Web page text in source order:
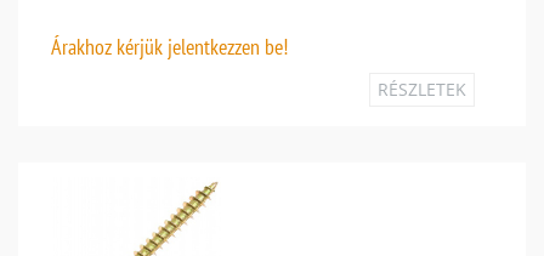
Árakhoz kérjük jelentkezzen be!
RÉSZLETEK